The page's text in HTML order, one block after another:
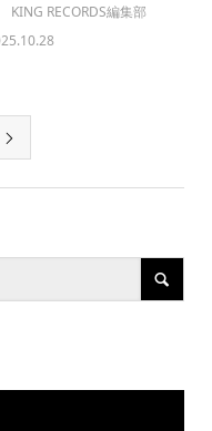
KING RECORDS編集部
